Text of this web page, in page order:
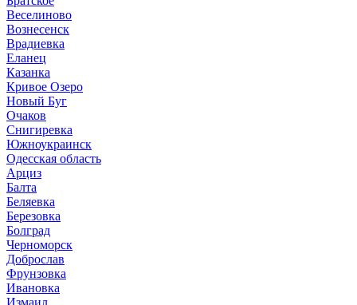
Веселиново
Вознесенск
Врадиевка
Еланец
Казанка
Кривое Озеро
Новый Буг
Очаков
Снигиревка
Южноукраинск
Одесская область
Арциз
Балта
Беляевка
Березовка
Болград
Черноморск
Доброслав
Фрунзовка
Ивановка
Измаил